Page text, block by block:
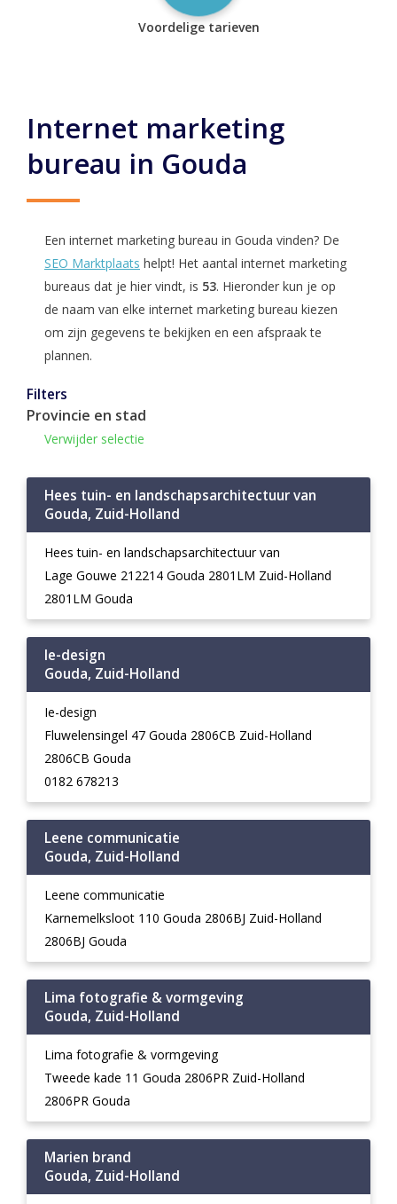
Voordelige tarieven
Internet marketing
bureau in Gouda
Een internet marketing bureau in Gouda vinden? De
SEO Marktplaats helpt! Het aantal internet marketing
bureaus dat je hier vindt, is 53. Hieronder kun je op
de naam van elke internet marketing bureau kiezen
om zijn gegevens te bekijken en een afspraak te
plannen.
Filters
Provincie en stad
Verwijder selectie
Hees tuin- en landschapsarchitectuur van
Gouda, Zuid-Holland
Hees tuin- en landschapsarchitectuur van
Lage Gouwe 212214 Gouda 2801LM Zuid-Holland
2801LM Gouda
Ie-design
Gouda, Zuid-Holland
Ie-design
Fluwelensingel 47 Gouda 2806CB Zuid-Holland
2806CB Gouda
0182 678213
Leene communicatie
Gouda, Zuid-Holland
Leene communicatie
Karnemelksloot 110 Gouda 2806BJ Zuid-Holland
2806BJ Gouda
Lima fotografie & vormgeving
Gouda, Zuid-Holland
Lima fotografie & vormgeving
Tweede kade 11 Gouda 2806PR Zuid-Holland
2806PR Gouda
Marien brand
Gouda, Zuid-Holland